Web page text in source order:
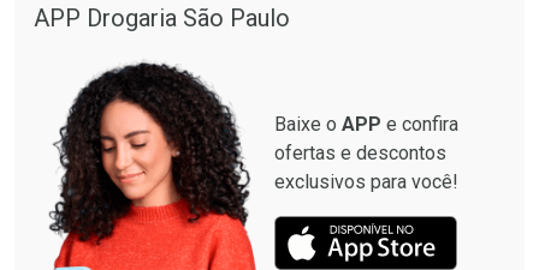
APP Drogaria São Paulo
Baixe o APP e confira
ofertas e descontos
exclusivos para você!